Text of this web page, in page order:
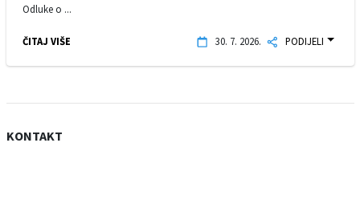
Odluke o ...
ČITAJ VIŠE 30. 7. 2026. PODIJELI
KONTAKT